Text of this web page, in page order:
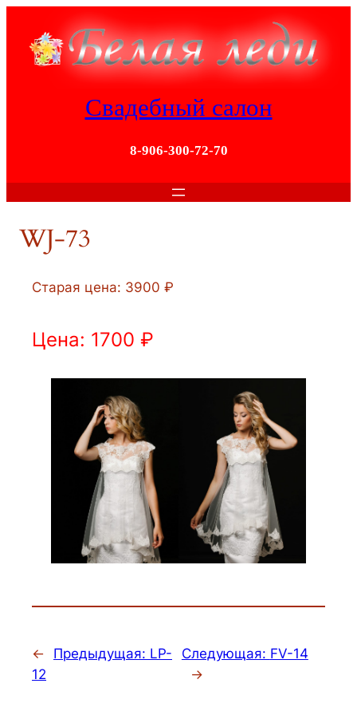
содержимому
Свадебный салон
8-906-300-72-70
WJ-73
Старая цена: 3900 ₽
Цена: 1700 ₽
← Предыдущая: LP-
12
Следующая: FV-14
→